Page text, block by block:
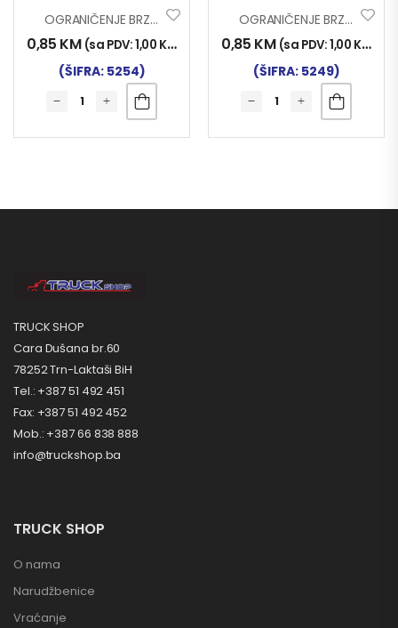
OGRANIČENJE BRZINE 70
0,85 KM (sa PDV:1,00 KM
(ŠIFRA: 5254)
OGRANIČENJE BRZINE 20
0,85 KM (sa PDV:1,00 KM
(ŠIFRA: 5249)
TRUCK SHOP
Cara Dušana br.60
78252 Trn-Laktaši BiH
Tel.: +387 51 492 451
Fax: +387 51 492 452
Mob.: +387 66 838 888
info@truckshop.ba
TRUCK SHOP
O nama
Narudžbenice
Vraćanje